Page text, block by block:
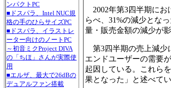
ンパクトPC
■ドスパラ、Intel NUC規
格の手のひらサイズPC
■ドスパラ、イラストレ
ーター向けのノートPC
～初音ミクProject DIVA
の「ちほ」さんが実際使
用
■エルザ、最大で26dBの
デュアルファン搭載
2002年第3四半期にお
らべ、31%の減少とな
量・販売金額の減少が
第3四半期の売上減少
エンドユーザーの需要
起因している。これら
果となった」と述べてい